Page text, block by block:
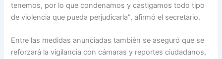
tenemos, por lo que condenamos y castigamos todo tipo
de violencia que pueda perjudicarla”, afirmó el secretario.
Entre las medidas anunciadas también se aseguró que se
reforzará la vigilancia con cámaras y reportes ciudadanos,